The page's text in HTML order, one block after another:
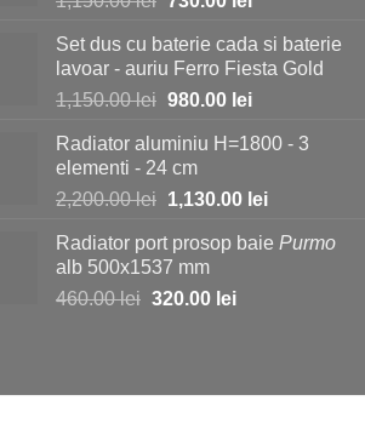
a
fost:
1,150.00 lei.
este:
730.00 lei.
Set dus cu baterie cada si baterie
lavoar - auriu Ferro Fiesta Gold
1,150.00lei Prețul
a
fost:
1,150.00 lei.
980.00 leiPrețul
este:
Radiator aluminiu H=1800 - 3
elementi - 24 cm
2,200.00lei Prețul
a
fost:
2,200.00 lei.
1,130.00 leiPrețul
este:
Radiator port prosop baie Purmo
alb 500x1537 mm
460.00lei Prețul
460.00 lei.
320.00 leiPrețul